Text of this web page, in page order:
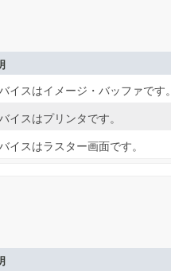
イスはイメージ・バッファです。
イスはプリンタです。
イスはラスター画面です。